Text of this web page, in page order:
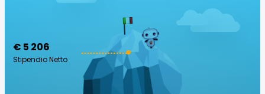
€ 5 206
Stipendio Netto